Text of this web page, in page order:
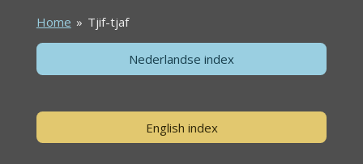
Home » Tjif-tjaf
Nederlandse index
English index